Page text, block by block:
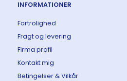
INFORMATIONER
Fortrolighed
Fragt og levering
Firma profil
Kontakt mig
Betingelser & Vilkår